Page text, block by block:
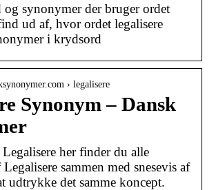
synonymer der bruger ordet
ud af, hvor ordet legalisere
i krydsord
› legalisere
Synonym – Dansk
her finder du alle
sammen med snesevis af
udtrykke det samme koncept.